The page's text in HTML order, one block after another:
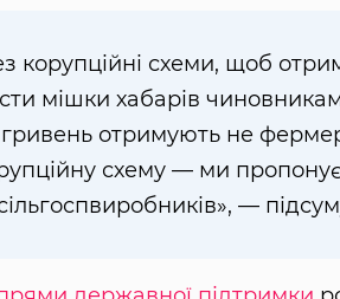
корупційні схеми, щоб
мішки хабарів
отримують не
схему — ми
—